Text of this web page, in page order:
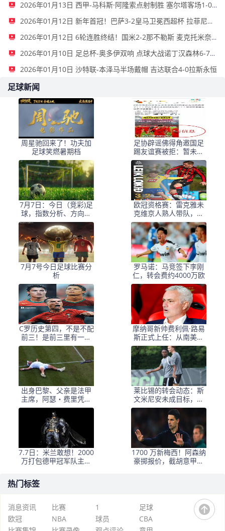
2026年01月13日 西甲-马科斯·阿隆索点射制胜 塞尔塔客场1-0塞维利亚
2026年01月12日 新年首冠！巴萨3-2皇马卫冕西超杯 拉菲尼亚双响维尼修斯一条龙
2026年01月12日 6轮连胜终结！国米2-2那不勒斯 麦克托米奈双响恰20点射孔蒂染红
2026年01月10日 足总杯-奥多伊双响 点球大战诺丁汉森林6-7雷克瑟姆
2026年01月10日 沙特联-本泽马半场戴帽 吉达联合4-0拉斯永恒
足球新闻
周星驰回来了！功夫加
足球笑燃暑期档
足协辟谣佛得角邀国足
踢友谊赛被拒：暂未收
到对方书面函件
7月7日：今日（竞彩)足
球，指数分析、方向、
比分、进球数、个人观
点
欧冠资格赛：雷克雅未
克维京人熟人带队，杰
尔涅槃重生主帅被挖角
7月7号今日足球比赛分
析
罗马诺：马竞签下李刚
仁，转会费约4000万欧
C罗历史第四，不是不配
前三！是前三里有一个
人，他一生都赢不了
摩纳哥新帅费利佩·路易
斯正式上任：从南美最
佳教练到法甲新篇章的
启航
出身巴黎、父亲是法甲
主席，阿瑟・费里凭外
卡惊艳全英俱乐部
莱比锡的转会动态：斯
文米尼安未成目标，德
甲球队的引援策略分析
7.7日：米兰敢想！2000
万打包德甲冠军队主力
的价值当成了菜市场
1700 万新梅西！阿森纳
豪掷报价，截胡意甲豪
热门标签
消息资讯 比赛 1
足球
欧冠
NBA 球员
CBA